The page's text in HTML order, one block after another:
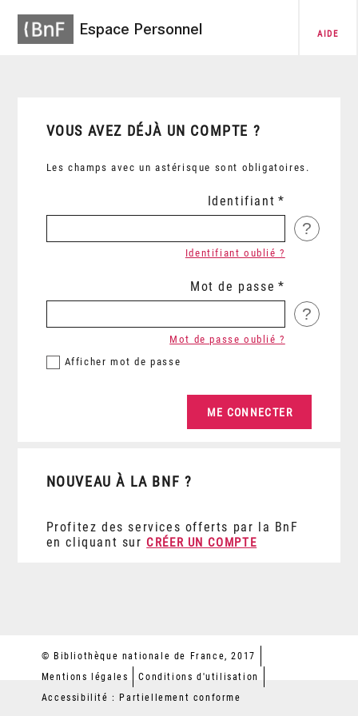
Espace Personnel AIDE
VOUS AVEZ DÉJÀ UN COMPTE ?
Les champs avec un astérisque sont obligatoires.
Identifiant
?
Identifiant oublié ?
Mot de passe
?
Afficher mot de passe
Mot de passe oublié ?
NOUVEAU À LA BNF ?
Profitez des services offerts par la BnF
en cliquant sur CRÉER UN COMPTE
© Bibliothèque nationale de France, 2017
Mentions légales
Conditions d'utilisation
Accessibilité : Partiellement conforme